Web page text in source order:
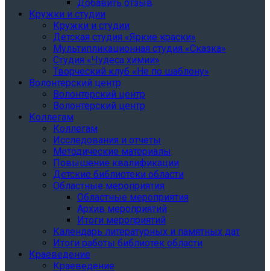
Добавить отзыв
Кружки и студии
Кружки и студии
Детская студия «Яркие краски»
Мультипликационная студия «Сказка»
Студия «Чудеса химии»
Творческий клуб «Не по шаблону»
Волонтерский центр
Волонтерский центр
Волонтерский центр
Коллегам
Коллегам
Исследования и отчеты
Методические материалы
Повышение квалификации
Детские библиотеки области
Областные мероприятия
Областные мероприятия
Архив мероприятий
Итоги мероприятий
Календарь литературных и памятных дат
Итоги работы библиотек области
Краеведение
Краеведение